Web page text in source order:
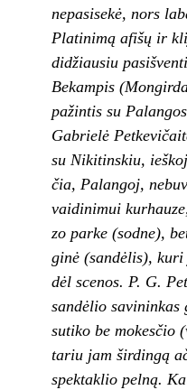
nepasisekė, nors
Platinimą afišų ir
didžiausiu
Bekampis
pažintis su
Gabrielė
su Nikitinskiu,
čia, Palangoj,
vaidinimui
zo parke (sodne),
ginė (sandėlis),
dėl scenos. P. G.
sandėlio savininkas
sutiko be mokesčio
tariu jam širdingą
spektaklio pelną.